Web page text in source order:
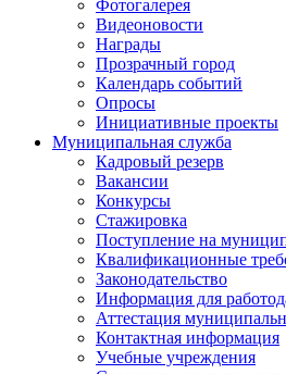
Фотогалерея
Видеоновости
Награды
Прозрачный город
Календарь событий
Опросы
Инициативные проекты
Муниципальная служба
Кадровый резерв
Вакансии
Конкурсы
Стажировка
Поступление на
Квалификационные
Законодательство
Информация для
Аттестация
Контактная информация
Учебные учреждения